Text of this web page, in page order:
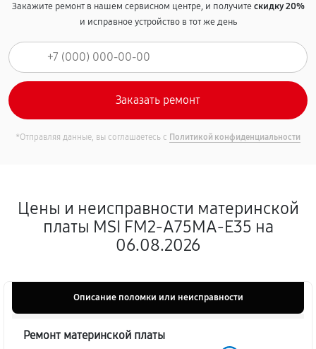
Закажите ремонт в нашем сервисном центре, и получитескидку 20%
и исправное устройство в тот же день
*Отправляя данные, вы соглашаетесь с Политикой конфиденциальности
Цены и неисправности материнской
платы MSI FM2-A75MA-E35 на
06.08.2026
Описание поломки или неисправности
Ремонт материнской платы